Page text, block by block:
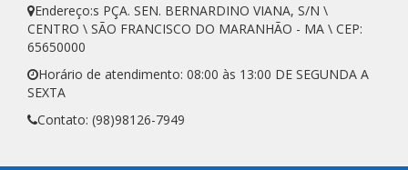
Endereço:s PÇA. SEN. BERNARDINO VIANA, S/N \
CENTRO \ SÃO FRANCISCO DO MARANHÃO - MA \ CEP:
65650000
Horário de atendimento: 08:00 às 13:00 DE SEGUNDA A
SEXTA
Contato: (98)98126-7949